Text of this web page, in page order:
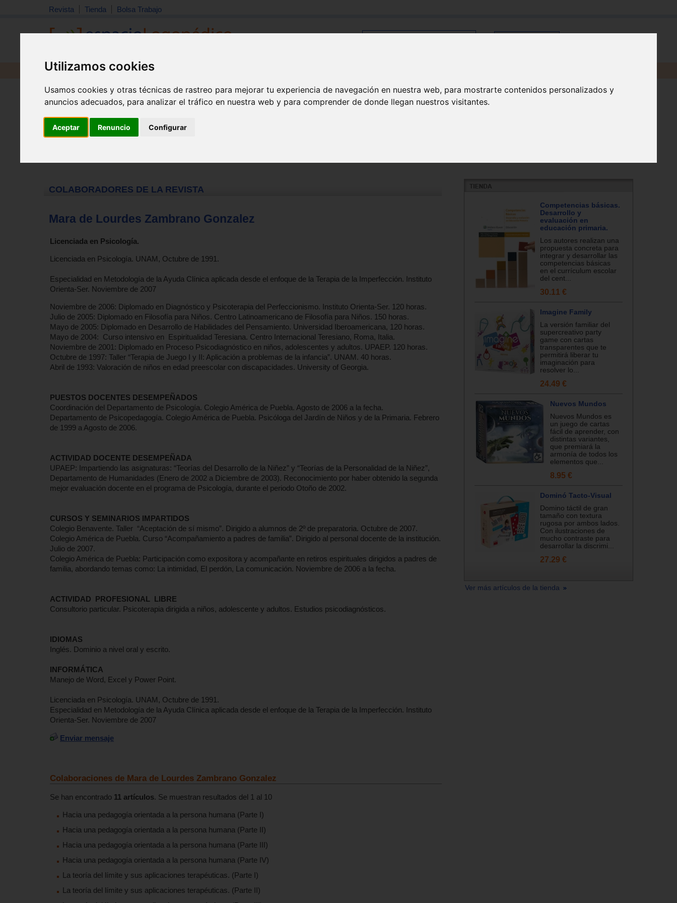
Utilizamos cookies
Usamos cookies y otras técnicas de rastreo para mejorar tu experiencia de navegación en nuestra web, para mostrarte contenidos personalizados y
anuncios adecuados, para analizar el tráfico en nuestra web y para comprender de donde llegan nuestros visitantes.
Aceptar Renuncio Configurar
Revista Tienda Bolsa Trabajo
Revista Libros Material
Inicio> Colaboradores
COLABORADORES DE LA REVISTA
Mara de Lourdes Zambrano Gonzalez
Licenciada en Psicología.
Licenciada en Psicología. UNAM, Octubre de 1991.
Especialidad en Metodología de la Ayuda Clínica aplicada desde el enfoque de la Terapia de la Imperfección. Instituto
Orienta-Ser. Noviembre de 2007
Noviembre de 2006: Diplomado en Diagnóstico y Psicoterapia del Perfeccionismo. Instituto Orienta-Ser. 120 horas.
Julio de 2005: Diplomado en Filosofía para Niños. Centro Latinoamericano de Filosofía para Niños. 150 horas.
Mayo de 2005: Diplomado en Desarrollo de Habilidades del Pensamiento. Universidad Iberoamericana, 120 horas.
Mayo de 2004: Curso intensivo en Espiritualidad Teresiana. Centro Internacional Teresiano, Roma, Italia.
Noviembre de 2001: Diplomado en Proceso Psicodiagnóstico en niños, adolescentes y adultos. UPAEP. 120 horas.
Octubre de 1997: Taller “Terapia de Juego I y II: Aplicación a problemas de la infancia”. UNAM. 40 horas.
Abril de 1993: Valoración de niños en edad preescolar con discapacidades. University of Georgia.
PUESTOS DOCENTES DESEMPEÑADOS
Coordinación del Departamento de Psicología. Colegio América de Puebla. Agosto de 2006 a la fecha.
Departamento de Psicopedagogía. Colegio América de Puebla. Psicóloga del Jardín de Niños y de la Primaria. Febrero
de 1999 a Agosto de 2006.
ACTIVIDAD DOCENTE DESEMPEÑADA
UPAEP: Impartiendo las asignaturas: “Teorías del Desarrollo de la Niñez” y “Teorías de la Personalidad de la Niñez”,
Departamento de Humanidades (Enero de 2002 a Diciembre de 2003). Reconocimiento por haber obtenido la segunda
mejor evaluación docente en el programa de Psicología, durante el periodo Otoño de 2002.
CURSOS Y SEMINARIOS IMPARTIDOS
Colegio Benavente. Taller “Aceptación de sí mismo”. Dirigido a alumnos de 2º de preparatoria. Octubre de 2007.
Colegio América de Puebla. Curso “Acompañamiento a padres de familia”. Dirigido al personal docente de la institución.
Julio de 2007.
Colegio América de Puebla: Participación como expositora y acompañante en retiros espirituales dirigidos a padres de
familia, abordando temas como: La intimidad, El perdón, La comunicación. Noviembre de 2006 a la fecha.
ACTIVIDAD PROFESIONAL LIBRE
Consultorio particular. Psicoterapia dirigida a niños, adolescente y adultos. Estudios psicodiagnósticos.
IDIOMAS
Inglés. Dominio a nivel oral y escrito.
INFORMÁTICA
Manejo de Word, Excel y Power Point.
Licenciada en Psicología. UNAM, Octubre de 1991.
Especialidad en Metodología de la Ayuda Clínica aplicada desde el enfoque de la Terapia de la Imperfección. Instituto
Orienta-Ser. Noviembre de 2007
Enviar mensaje
Colaboraciones de Mara de Lourdes Zambrano Gonzalez
Se han encontrado 11 artículos. Se muestran resultados del 1 al 10
Hacia una pedagogía orientada a la persona humana (Parte I)
Hacia una pedagogía orientada a la persona humana (Parte II)
Hacia una pedagogía orientada a la persona humana (Parte III)
Hacia una pedagogía orientada a la persona humana (Parte IV)
La teoría del límite y sus aplicaciones terapéuticas. (Parte I)
La teoría del límite y sus aplicaciones terapéuticas. (Parte II)
Competencias básicas.
Desarrollo y
evaluación en
educación primaria.
Los autores realizan una
propuesta concreta para
integrar y desarrollar las
competencias básicas
en el currículum escolar
del cent...
30.11 €
Imagine Family
La versión familiar del
supercreativo party
game con cartas
transparentes que te
permitirá liberar tu
imaginación para
resolver lo...
24.49 €
Nuevos Mundos
Nuevos Mundos es
un juego de cartas
fácil de aprender, con
distintas variantes,
que premiará la
armonía de todos los
elementos que...
8.95 €
Dominó Tacto-Visual
Domino táctil de gran
tamaño con textura
rugosa por ambos lados.
Con ilustraciones de
mucho contraste para
desarrollar la discrimi...
27.29 €
Ver más artículos de la tienda